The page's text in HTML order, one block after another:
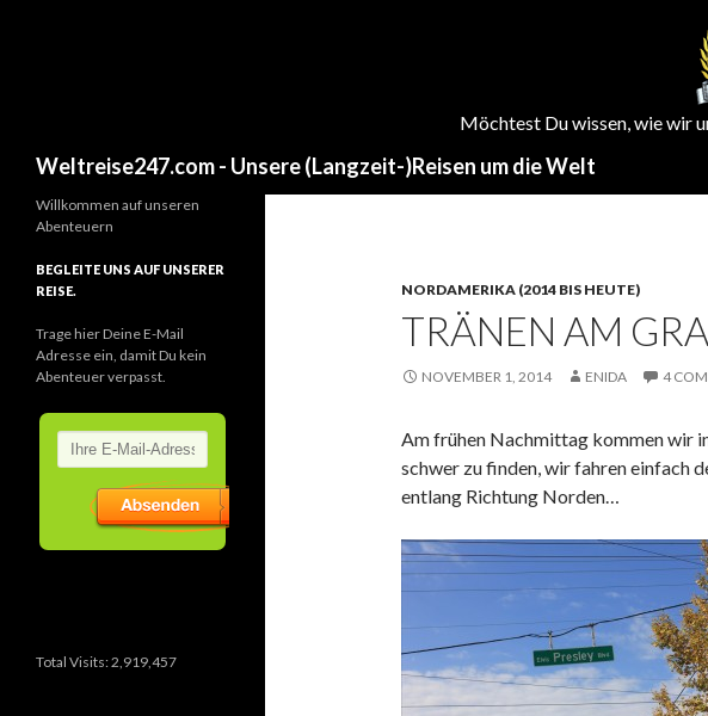
Möchtest Du wissen, wie wir
Weltreise247.com - Unsere (Langzeit-)Reisen um die Welt
NORDAMERIKA (2014 BIS HEUTE)
TRÄNEN AM
NOVEMBER 1, 2014 ENIDA 4
Am frühen Nachmittag kommen wir
schwer zu finden, wir fahren einfach
entlang Richtung Norden…
Willkommen auf unseren
Abenteuern
BEGLEITE UNS AUF UNSERER
REISE.
Trage hier Deine E-Mail
Adresse ein, damit Du kein
Abenteuer verpasst.
Total Visits:2,919,457